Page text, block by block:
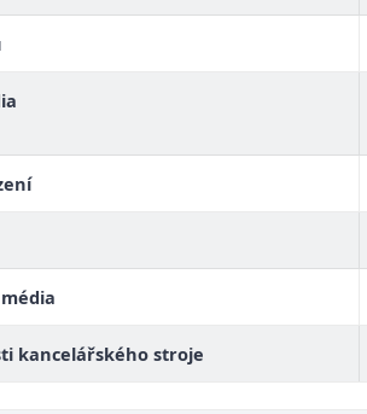
kancelářského stroje